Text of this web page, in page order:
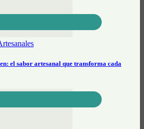
el sabor artesanal que transforma cada